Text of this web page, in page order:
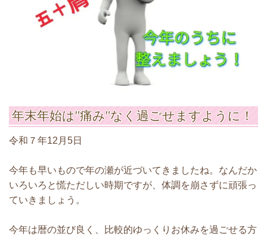
年末年始は”痛み”なく過ごせますように！
令和７年12月5日
今年も早いもので年の瀬が近づいてきましたね。なんだか
いろいろと慌ただしい時期ですが、体調を崩さずに頑張っ
ていきましょう。
今年は暦の並び良く、比較的ゆっくりお休みを過ごせる方